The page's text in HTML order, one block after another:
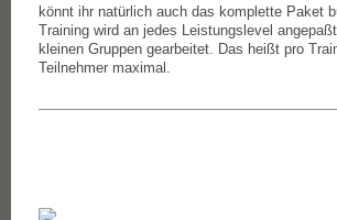
könnt ihr natürlich auch das komplette Paket
Training wird an jedes Leistungslevel
kleinen Gruppen gearbeitet. Das heißt pro
Teilnehmer maximal.